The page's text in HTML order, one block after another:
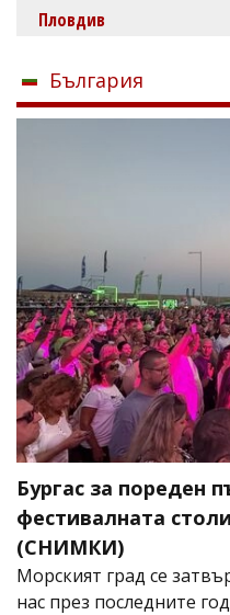
Пловдив
България
Бургас за пореден
фестивалната
(СНИМКИ)
Морският град се
нас през последните